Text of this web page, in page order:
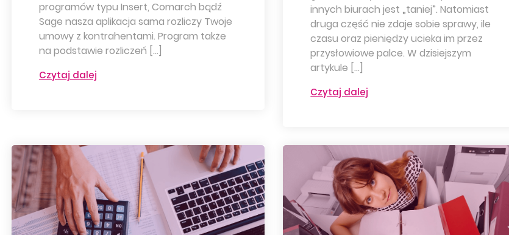
programów typu Insert, Comarch bądź
Sage nasza aplikacja sama rozliczy Twoje
umowy z kontrahentami. Program także
na podstawie rozliczeń […]
Czytaj dalej
innych biurach jest „taniej”. Natomiast
druga część nie zdaje sobie sprawy, ile
czasu oraz pieniędzy ucieka im przez
przysłowiowe palce. W dzisiejszym
artykule […]
Czytaj dalej